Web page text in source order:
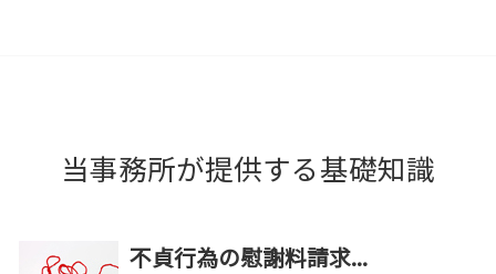
当事務所が提供する基礎知識
不貞行為の慰謝料請求...